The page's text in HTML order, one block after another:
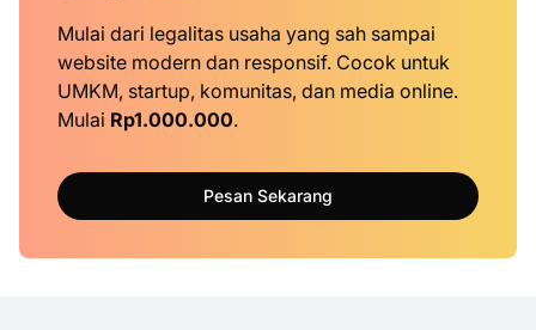
Mulai dari legalitas usaha yang sah sampai
website modern dan responsif. Cocok untuk
UMKM, startup, komunitas, dan media online.
Mulai Rp1.000.000.
Pesan Sekarang